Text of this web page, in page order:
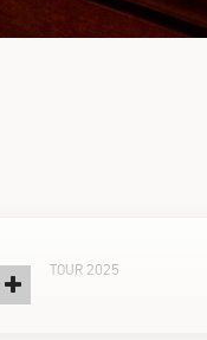
TOUR 2025